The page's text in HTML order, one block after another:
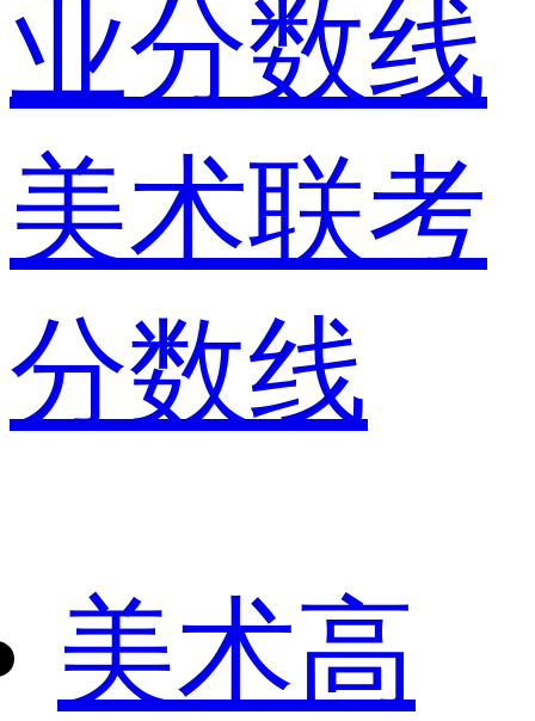
业分数线
美术联考
分数线
美术高